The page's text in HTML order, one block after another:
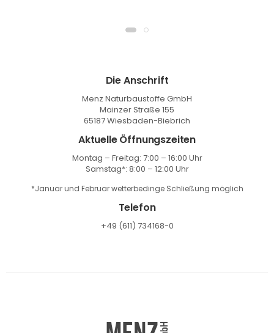
Die Anschrift
Menz Naturbaustoffe GmbH
Mainzer Straße 155
65187 Wiesbaden-Biebrich
Aktuelle Öffnungszeiten
Montag – Freitag: 7:00 – 16:00 Uhr
Samstag*: 8:00 – 12:00 Uhr
*Januar und Februar wetterbedinge Schließung möglich
Telefon
+49 (611) 734168-0